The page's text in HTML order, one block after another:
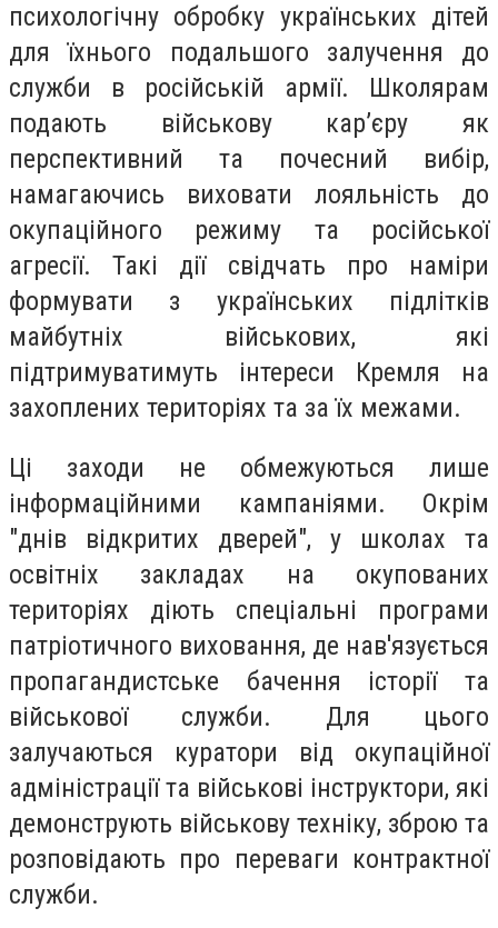
психологічну обробку українських дітей
для їхнього подальшого залучення до
служби в російській армії. Школярам
подають військову кар’єру як
перспективний та почесний вибір,
намагаючись виховати лояльність до
окупаційного режиму та російської
агресії. Такі дії свідчать про наміри
формувати з українських підлітків
майбутніх військових, які
підтримуватимуть інтереси Кремля на
захоплених територіях та за їх межами.
Ці заходи не обмежуються лише
інформаційними кампаніями. Окрім
"днів відкритих дверей", у школах та
освітніх закладах на окупованих
територіях діють спеціальні програми
патріотичного виховання, де нав'язується
пропагандистське бачення історії та
військової служби. Для цього
залучаються куратори від окупаційної
адміністрації та військові інструктори, які
демонструють військову техніку, зброю та
розповідають про переваги контрактної
служби.